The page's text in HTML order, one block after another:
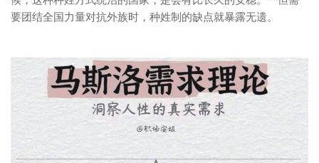
要团结全国力量对抗外族时，种姓制的缺点就暴露无遗。